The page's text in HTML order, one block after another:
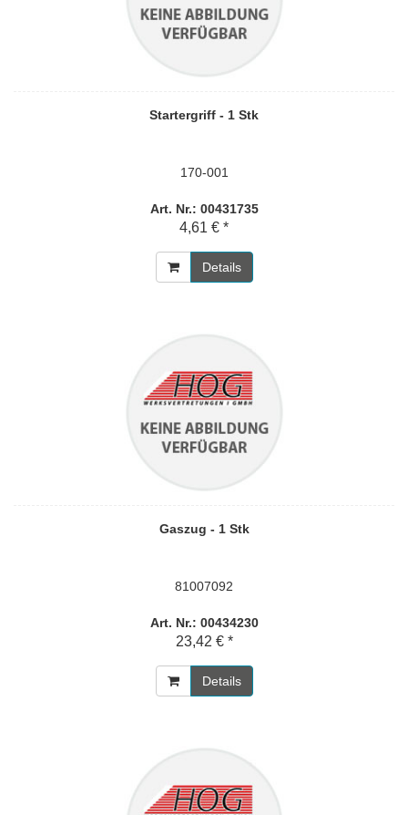
Startergriff - 1 Stk
170-001
Art. Nr.: 00431735
4,61 € *
Details
Gaszug - 1 Stk
81007092
Art. Nr.: 00434230
23,42 € *
Details